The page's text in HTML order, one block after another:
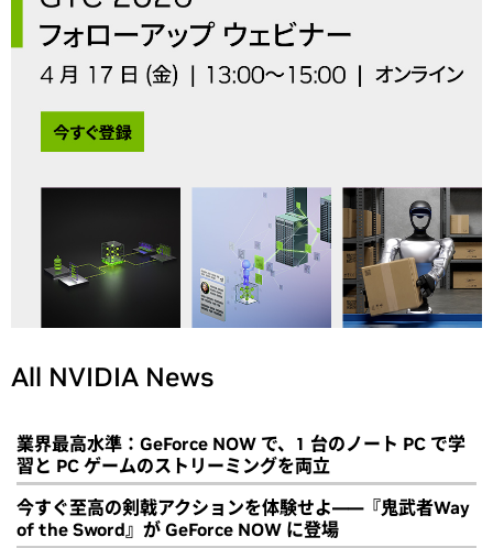
All NVIDIA News
業界最高水準：GeForce NOW で、1 台のノート PC で学
習と PC ゲームのストリーミングを両立
今すぐ至高の剣戟アクションを体験せよ――『鬼武者Way
of the Sword』が GeForce NOW に登場